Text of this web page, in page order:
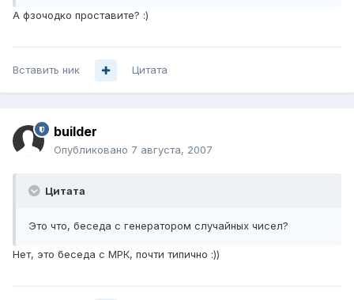
А фзочодко проставите? :)
Вставить ник Цитата
builder
Опубликовано 7 августа, 2007
Цитата
Это что, беседа с генератором случайных чисел?
Нет, это беседа с МРК, почти типично :))